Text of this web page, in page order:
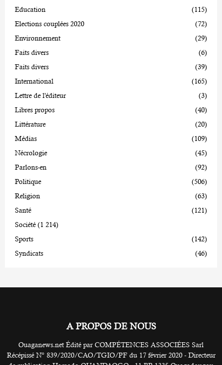
Education
(115)
Elections couplées 2020
(72)
Environnement
(29)
Faits divers
(6)
Faits divers
(39)
International
(165)
Lettre de l'éditeur
(3)
Libres propos
(40)
Littérature
(20)
Médias
(109)
Nécrologie
(45)
Parlons-en
(92)
Politique
(506)
Religion
(63)
Santé
(121)
Société (1 214)
Sports
(142)
Syndicats
(46)
A PROPOS DE NOUS
Ouaganews.net Édité par COMPÉTENCES ASSOCIÉES Sarl
Récépissé N° 839/2020/CAO/TGIO/PF du 17 février 2020 - Directeur